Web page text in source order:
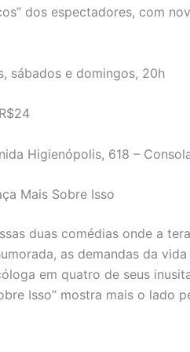
dos espectadores, com
sábados e domingos, 20h
Higienópolis, 618 –
Mais Sobre Isso
duas comédias onde a
as demandas da vida
em quatro de seus
Isso” mostra mais o lado